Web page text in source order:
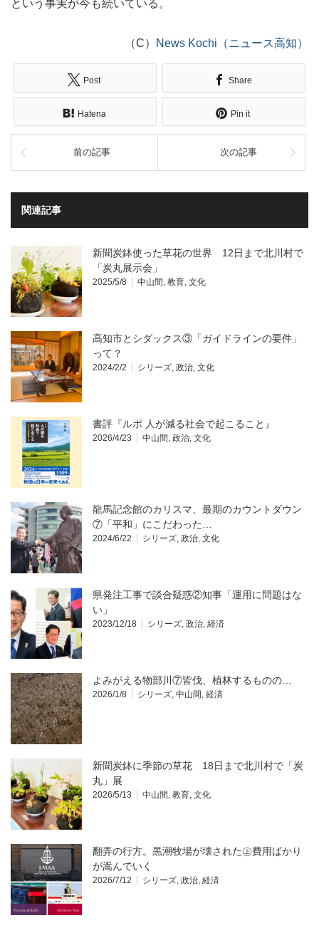
という事実が今も続いている。
（C） News Kochi（ニュース高知）
Post Share
Hatena Pin it
前の記事 次の記事
関連記事
新聞炭鉢使った草花の世界 12日まで北川村で
「炭丸展示会」
2025/5/8 中山間 , 教育, 文化
高知市とシダックス③「ガイドラインの要件」
って？
2024/2/2 シリーズ, 政治, 文化
書評『ルポ 人が減る社会で起こること』
2026/4/23 中山間 , 政治, 文化
龍馬記念館のカリスマ、最期のカウントダウン
⑦「平和」にこだわった…
2024/6/22 シリーズ, 政治, 文化
県発注工事で談合疑惑②知事「運用に問題はな
い」
2023/12/18 シリーズ, 政治, 経済
よみがえる物部川⑦皆伐、植林するものの…
2026/1/8 シリーズ, 中山間 , 経済
新聞炭鉢に季節の草花 18日まで北川村で「炭
丸」展
2026/5/13 中山間 , 教育, 文化
翻弄の行方。黒潮牧場が壊された㊤費用ばかり
が嵩んでいく
2026/7/12 シリーズ, 政治, 経済